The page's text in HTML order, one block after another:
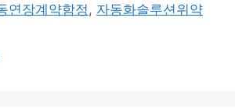
연장계약함정 , 자동화솔루션위약